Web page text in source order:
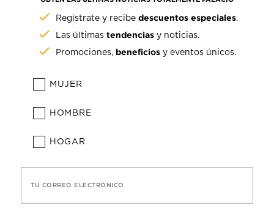
Regístrate y recibedescuentos especiales.
Las últimastendencias y noticias.
Promociones, beneficios y eventos únicos.
MUJER
HOMBRE
HOGAR
TU CORREO ELECTRÓNICO